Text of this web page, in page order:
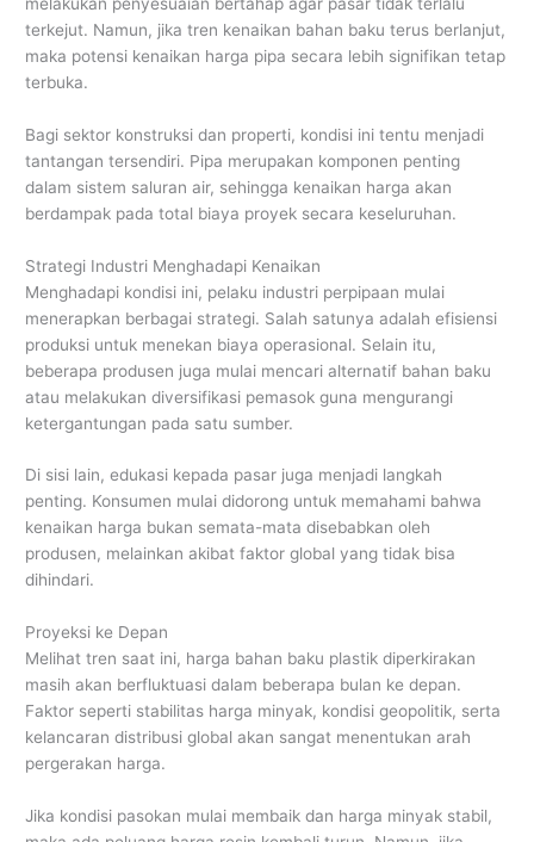
terkejut. Namun, jika tren kenaikan bahan baku terus berlanjut,
maka potensi kenaikan harga pipa secara lebih signifikan tetap
terbuka.
Bagi sektor konstruksi dan properti, kondisi ini tentu menjadi
tantangan tersendiri. Pipa merupakan komponen penting
dalam sistem saluran air, sehingga kenaikan harga akan
berdampak pada total biaya proyek secara keseluruhan.
Strategi Industri Menghadapi Kenaikan
Menghadapi kondisi ini, pelaku industri perpipaan mulai
menerapkan berbagai strategi. Salah satunya adalah efisiensi
produksi untuk menekan biaya operasional. Selain itu,
beberapa produsen juga mulai mencari alternatif bahan baku
atau melakukan diversifikasi pemasok guna mengurangi
ketergantungan pada satu sumber.
Di sisi lain, edukasi kepada pasar juga menjadi langkah
penting. Konsumen mulai didorong untuk memahami bahwa
kenaikan harga bukan semata-mata disebabkan oleh
produsen, melainkan akibat faktor global yang tidak bisa
dihindari.
Proyeksi ke Depan
Melihat tren saat ini, harga bahan baku plastik diperkirakan
masih akan berfluktuasi dalam beberapa bulan ke depan.
Faktor seperti stabilitas harga minyak, kondisi geopolitik, serta
kelancaran distribusi global akan sangat menentukan arah
pergerakan harga.
Jika kondisi pasokan mulai membaik dan harga minyak stabil,